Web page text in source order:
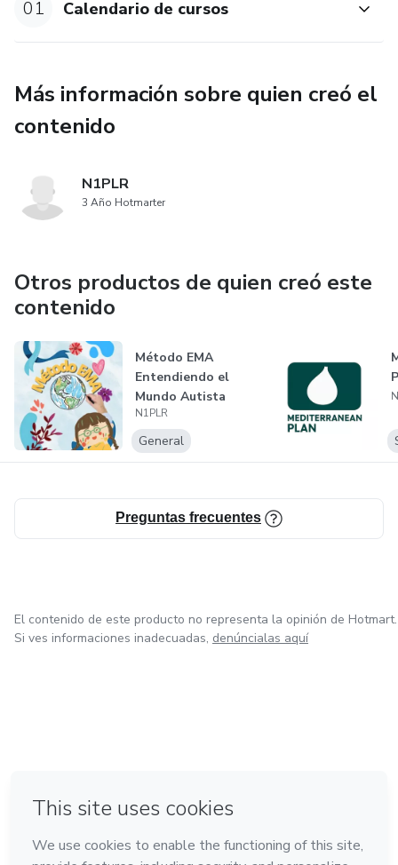
01 Calendario de cursos
Más información sobre quien creó el
contenido
N1PLR
3 Año Hotmarter
Otros productos de quien creó este
contenido
Método EMA
Entendiendo el
Mundo Autista
N1PLR
General
Preguntas frecuentes
El contenido de este producto no representa la opinión de Hotmart.
Si ves informaciones inadecuadas, denúncialas aquí
Hecho con❤ en Ciudad de México